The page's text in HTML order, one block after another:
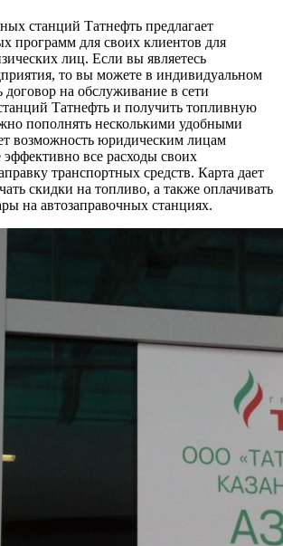
станций Татнефть предлагает
программ для своих клиентов для
лиц. Если вы являетесь
то вы можете в индивидуальном
договор на обслуживание в сети
Татнефть и получить топливную
пополнять несколькими удобными
возможность юридическим лицам
эффективно все расходы своих
транспортных средств. Карта дает
скидки на топливо, а также оплачивать
на автозаправочных станциях.